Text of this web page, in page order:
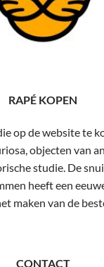
RAPÉ KOPEN
op de website te
objecten van
studie. De
heeft een
maken van de
CONTACT